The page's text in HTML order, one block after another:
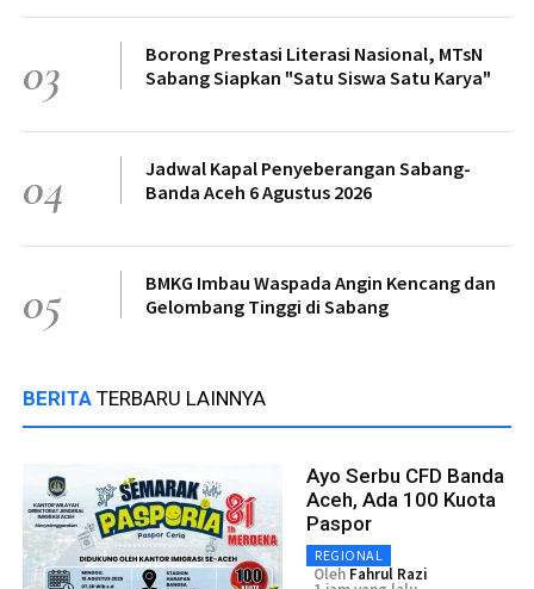
03
Borong Prestasi Literasi Nasional, MTsN
Sabang Siapkan "Satu Siswa Satu Karya"
04
Jadwal Kapal Penyeberangan Sabang-
Banda Aceh 6 Agustus 2026
05
BMKG Imbau Waspada Angin Kencang dan
Gelombang Tinggi di Sabang
BERITA TERBARU LAINNYA
Ayo Serbu CFD Banda
Aceh, Ada 100 Kuota
Paspor
REGIONAL
Oleh Fahrul Razi